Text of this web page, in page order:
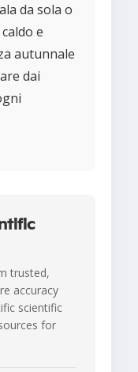
da sola o
e
autunnale
dai
trusted,
accuracy
scientific
for